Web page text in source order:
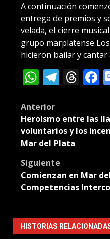
A continuación
entrega de premios y
velada, el cierre
grupo marplatense
hicieron bailar y cantar
Post
navigation
Anterior
Heroísmo entre las
voluntarios y los
Mar del Plata
Siguiente
Comienzan en Mar
Competencias
HISTORIAS